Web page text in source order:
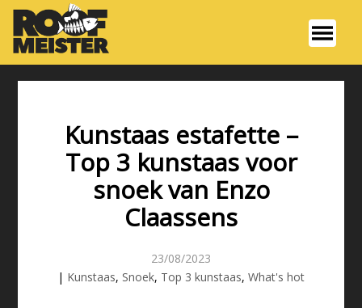
Kunstaas estafette –
Top 3 kunstaas voor
snoek van Enzo
Claassens
23/08/2023
| Kunstaas, Snoek, Top 3 kunstaas, What's hot